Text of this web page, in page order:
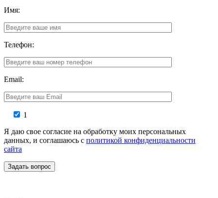
Имя:
Телефон:
Email:
1
Я даю свое согласие на обработку моих персональных
данных, и соглашаюсь с политикой конфиденциальности
сайта
Задать вопрос